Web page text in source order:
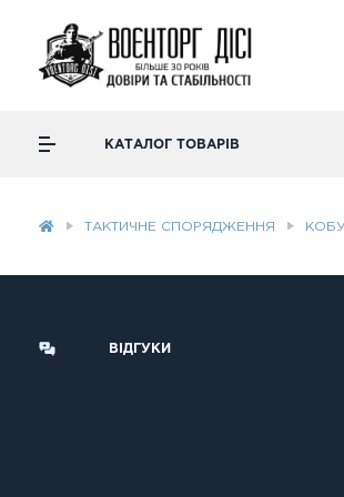
КАТАЛОГ ТОВАРІВ
ТАКТИЧНЕ СПОРЯДЖЕННЯ
ВІДГУКИ